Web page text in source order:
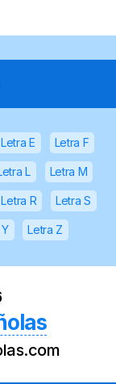
Letra E Letra F
L Letra M
Letra R Letra S
Letra Z